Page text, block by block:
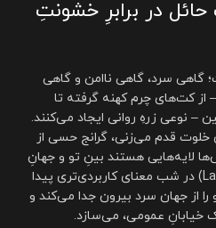
در برابرِ خشونتِ
سرد، گاهی ناامن و گاهی
کت‌های چرم کهنه گرفته تا
– نوعی زرهِ روانی ایجاد می‌کنند.
قدم می‌زنی، گرانج حسی از
لایه‌هایی هستند بینِ تو و جهانِ
بیرونی. این “لایه‌پوشی” (Layering) در شب معنای کاربردی‌تری پیدا
از جهان سرد بیرون جدا می‌کند و
عمومی، می‌سازد.